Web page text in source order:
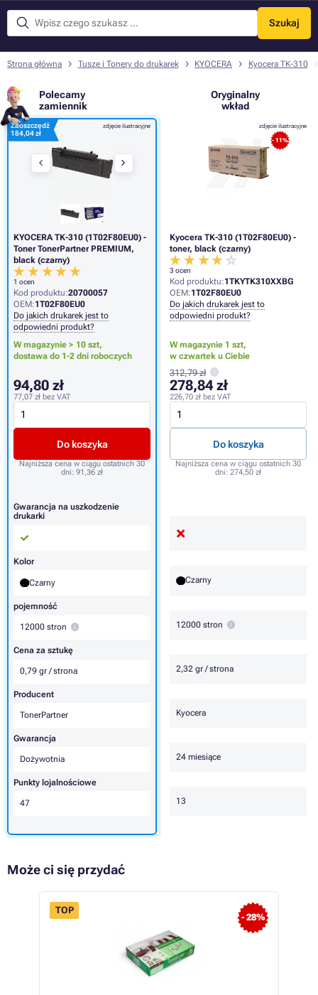
Szukaj
Menu
Strona główna Tusze i Tonery do drukarek KYOCERA Kyocera TK-310
Polecamy
zamiennik
Oryginalny
wkład
zdjęcie ilustracyjne
- 11%
Kyocera TK-310 (1T02F80EU0) -
toner, black (czarny)
3 ocen
Kod produktu:1TKYTK310XXBG
OEM:1T02F80EU0
Do jakich drukarek jest to
odpowiedni produkt?
W magazynie 1 szt,
w czwartek u Ciebie
312,79 zł
278,84 zł
226,70 zł bez VAT
Do koszyka
Najniższa cena w ciągu ostatnich 30
dni: 274,50 zł
Czarny
12000 stron
2,32 gr / strona
Kyocera
24 miesiące
13
zdjęcie ilustracyjne
Zaoszczędź
184,04 zł
KYOCERA TK-310 (1T02F80EU0) -
Toner TonerPartner PREMIUM,
black (czarny)
1 ocen
Kod produktu:20700057
OEM:1T02F80EU0
Do jakich drukarek jest to
odpowiedni produkt?
W magazynie > 10 szt,
dostawa do 1-2 dni roboczych
94,80 zł
77,07 zł bez VAT
Do koszyka
Najniższa cena w ciągu ostatnich 30
dni: 91,36 zł
Gwarancja na uszkodzenie
drukarki
Kolor
Czarny
pojemność
12000 stron
Cena za sztukę
0,79 gr / strona
Producent
TonerPartner
Gwarancja
Dożywotnia
Punkty lojalnościowe
47
Może ci się przydać
- 28%
TOP